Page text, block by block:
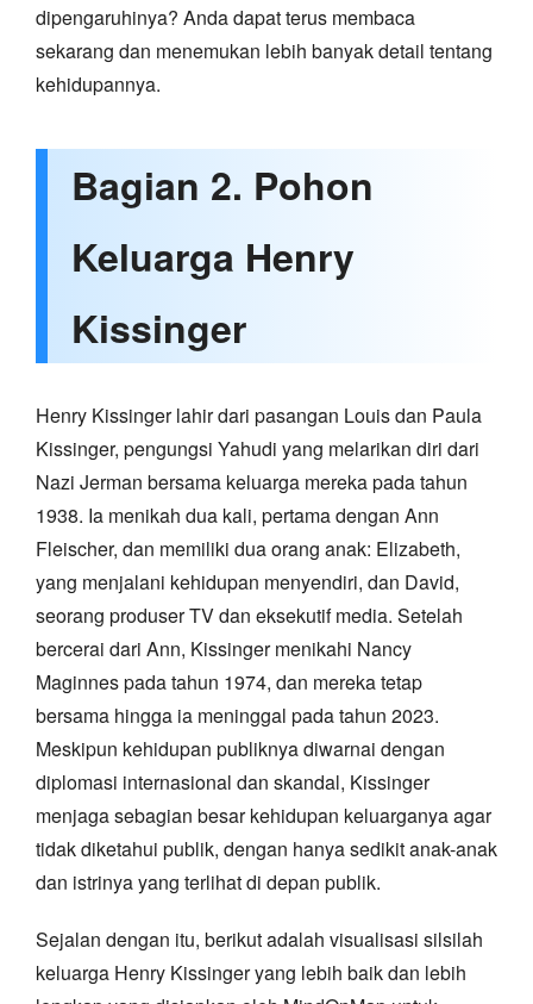
dipengaruhinya? Anda dapat terus membaca
sekarang dan menemukan lebih banyak detail tentang
kehidupannya.
Bagian 2. Pohon
Keluarga Henry
Kissinger
Henry Kissinger lahir dari pasangan Louis dan Paula
Kissinger, pengungsi Yahudi yang melarikan diri dari
Nazi Jerman bersama keluarga mereka pada tahun
1938. Ia menikah dua kali, pertama dengan Ann
Fleischer, dan memiliki dua orang anak: Elizabeth,
yang menjalani kehidupan menyendiri, dan David,
seorang produser TV dan eksekutif media. Setelah
bercerai dari Ann, Kissinger menikahi Nancy
Maginnes pada tahun 1974, dan mereka tetap
bersama hingga ia meninggal pada tahun 2023.
Meskipun kehidupan publiknya diwarnai dengan
diplomasi internasional dan skandal, Kissinger
menjaga sebagian besar kehidupan keluarganya agar
tidak diketahui publik, dengan hanya sedikit anak-anak
dan istrinya yang terlihat di depan publik.
Sejalan dengan itu, berikut adalah visualisasi silsilah
keluarga Henry Kissinger yang lebih baik dan lebih